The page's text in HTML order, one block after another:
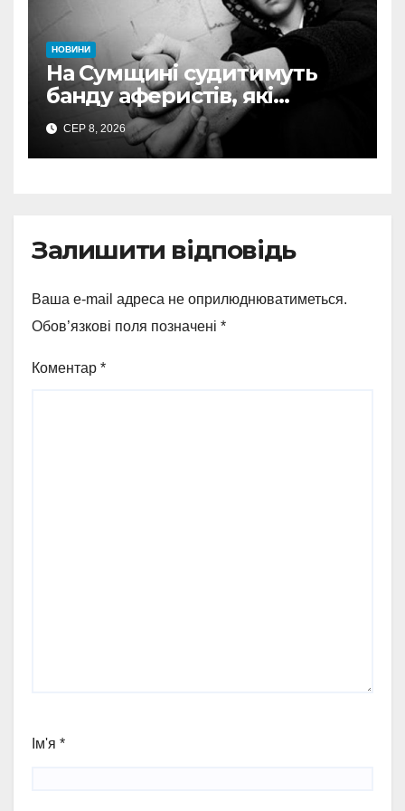
НОВИНИ
На Сумщині судитимуть
банду аферистів, які
виманили у військових
понад 1 млн грн
СЕР 8, 2026
Залишити відповідь
Ваша e-mail адреса не оприлюднюватиметься.
Обов’язкові поля позначені *
Коментар *
Ім'я *